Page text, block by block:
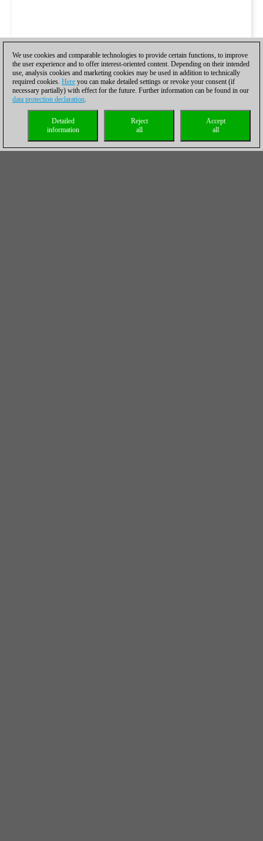
We use cookies and comparable technologies to provide certain functions, to improve
the user experience and to offer interest-oriented content. Depending on their intended
use, analysis cookies and marketing cookies may be used in addition to technically
required cookies. Here you can make detailed settings or revoke your consent (if
necessary partially) with effect for the future. Further information can be found in our
data protection declaration.
Accept
all
Reject
all
Detailed
information